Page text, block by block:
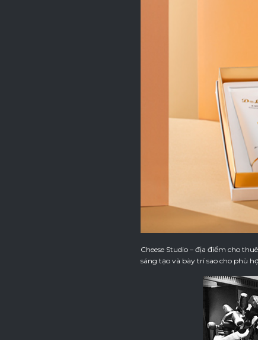
Cheese Studio – địa điểm cho
sáng tạo và bày trí sao cho phù